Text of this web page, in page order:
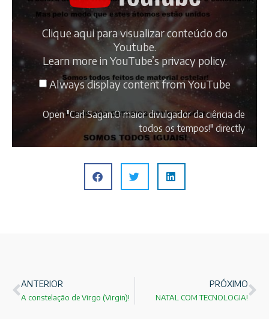
Clique aqui para visualizar conteúdo do
Youtube.
Learn more in YouTube’s privacy policy.
Always display content from YouTube
Open "Carl Sagan:O maior divulgador da ciência de
todos os tempos!" directly
ANTERIOR
A constelação de Virgo (Virgin)!
PRÓXIMO
NATAL COM TECNOLOGIA!